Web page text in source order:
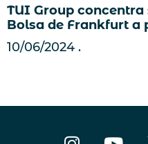
TUI Group
Bolsa de Frankfurt a
10/06/2024